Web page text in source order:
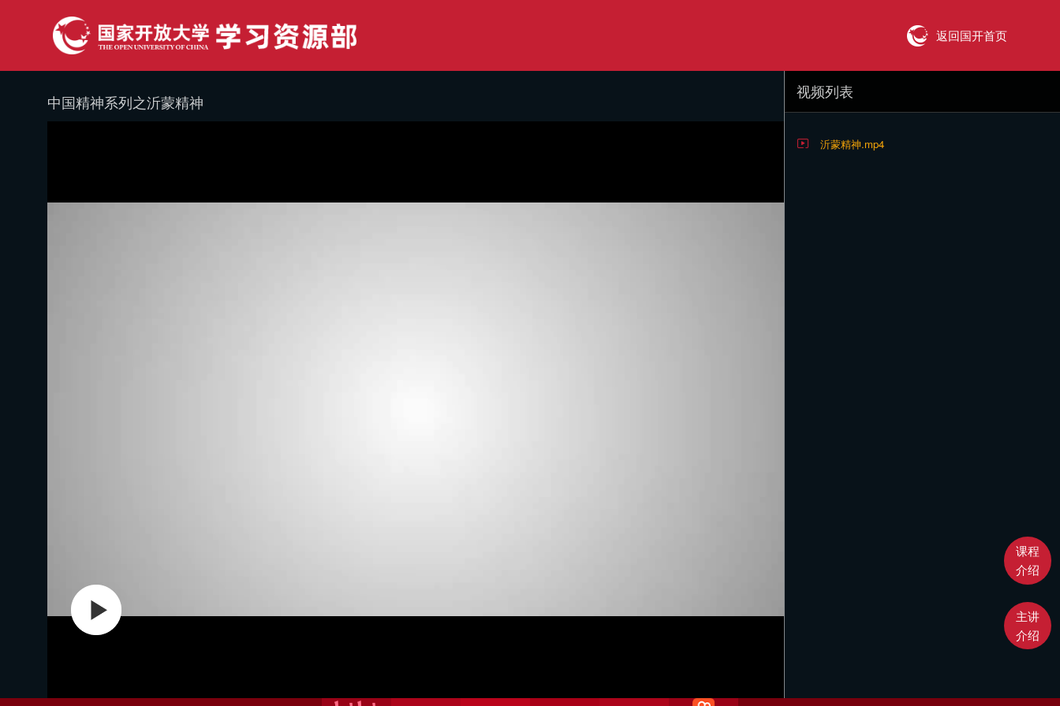
返回国开首页
课程
介绍
主讲
介绍
中国精神系列之沂蒙精神
视频列表
沂蒙精神.mp4